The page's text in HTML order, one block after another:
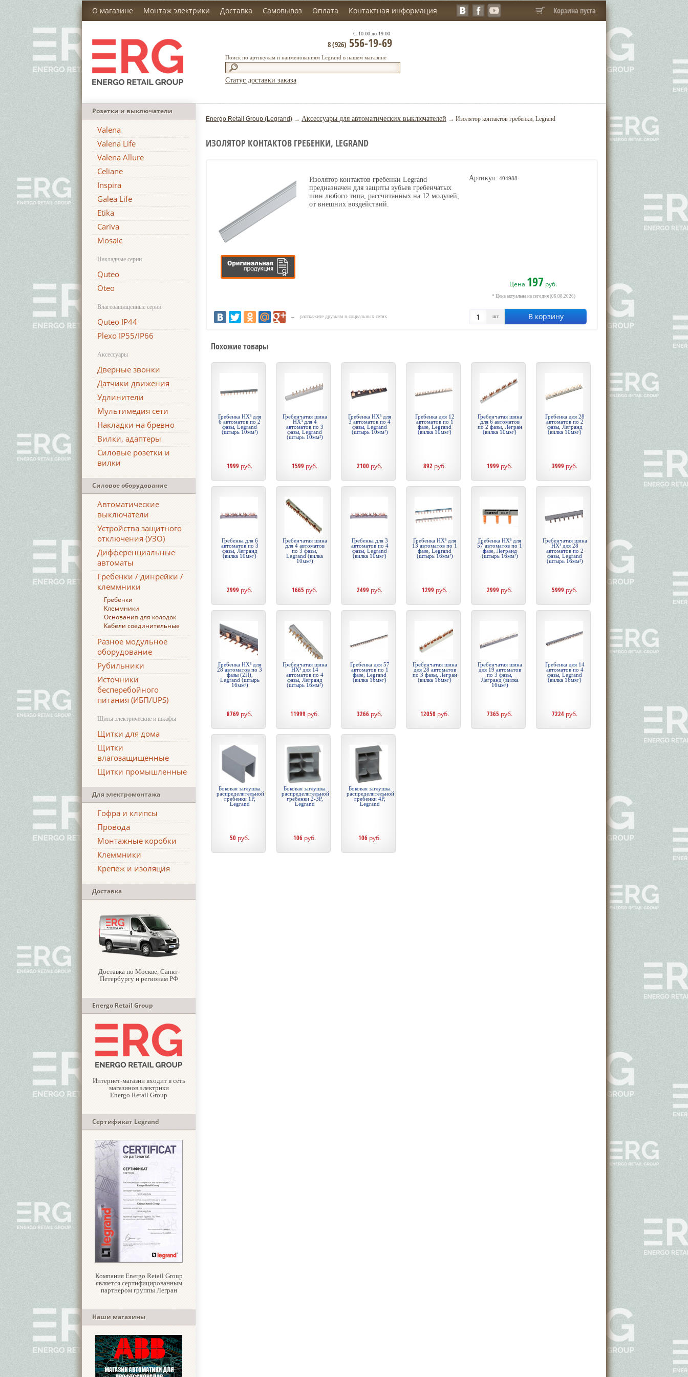
О магазине Монтаж электрики Доставка Самовывоз Оплата Контактная информация Корзина пуста
Поиск по артикулам и наименованиям Legrand в нашем магазине
С 10.00 до 19.00
8 (926) 556-19-69
Статус доставки заказа
Розетки и выключатели
Valena
Valena Life
Valena Allure
Celiane
Inspira
Galea Life
Etika
Cariva
Mosaic
Накладные серии
Quteo
Oteo
Влагозащищенные серии
Quteo IP44
Plexo IP55/IP66
Аксессуары
Дверные звонки
Датчики движения
Удлинители
Мультимедия сети
Накладки на бревно
Вилки, адаптеры
Силовые розетки и
вилки
Силовое оборудование
Автоматические
выключатели
Устройства защитного
отключения (УЗО)
Дифференциальные
автоматы
Гребенки / динрейки /
клеммники
Гребенки
Клеммники
Основания для колодок
Кабели соединительные
Разное модульное
оборудование
Рубильники
Источники
бесперебойного
питания (ИБП/UPS)
Щиты электрические и шкафы
Щитки для дома
Щитки
влагозащищенные
Щитки промышленные
Для электромонтажа
Гофра и клипсы
Провода
Монтажные коробки
Клеммники
Крепеж и изоляция
Доставка
Доставка по Москве, Санкт-
Петербургу и регионам РФ
Energo Retail Group
Интернет-магазин входит в сеть
магазинов электрики
Energo Retail Group
Сертификат Legrand
Компания Energo Retail Group
является сертифицированным
партнером группы Легран
Наши магазины
Energo Retail Group (Legrand) → Аксессуары для автоматических выключателей → Изолятор контактов гребенки, Legrand
ИЗОЛЯТОР КОНТАКТОВ ГРЕБЕНКИ, LEGRAND
Артикул: 404988
Цена 197 руб.
* Цена актуальна на сегодня (06.08.2026)
шт. В корзину
Изолятор контактов гребенки Legrand
предназначен для защиты зубьев гребенчатых
шин любого типа, рассчитанных на 12 модулей,
от внешних воздействий.
← расскажите друзьям в социальных сетях
Похожие товары
Гребенка HX³ для
6 автоматов по 2
фазы, Legrand
(штырь 10мм²)
1999 руб.
Гребенчатая шина
HX³ для 4
автоматов по 3
фазы, Legrand
(штырь 10мм²)
1599 руб.
Гребенка HX³ для
3 автоматов по 4
фазы, Legrand
(штырь 10мм²)
2100 руб.
Гребенка для 12
автоматов по 1
фазе, Legrand
(вилка 10мм²)
892 руб.
Гребенчатая шина
для 6 автоматов
по 2 фазы, Легран
(вилка 10мм²)
1999 руб.
Гребенка для 28
автоматов по 2
фазы, Легранд
(вилка 10мм²)
3999 руб.
Гребенка для 6
автоматов по 3
фазы, Легранд
(вилка 10мм²)
2999 руб.
Гребенчатая шина
для 4 автоматов
по 3 фазы,
Legrand (вилка
10мм²)
1665 руб.
Гребенка для 3
автоматов по 4
фазы, Legrand
(вилка 10мм²)
2499 руб.
Гребенка HX³ для
13 автоматов по 1
фазе, Legrand
(штырь 16мм²)
1299 руб.
Гребенка HX³ для
57 автоматов по 1
фазе, Легранд
(штырь 16мм²)
2999 руб.
Гребенчатая шина
HX³ для 28
автоматов по 2
фазы, Legrand
(штырь 16мм²)
5999 руб.
Гребенка HX³ для
28 автоматов по 3
фазы (2П),
Legrand (штырь
16мм²)
8769 руб.
Гребенчатая шина
HX³ для 14
автоматов по 4
фазы, Легранд
(штырь 16мм²)
11999 руб.
Гребенка для 57
автоматов по 1
фазе, Legrand
(вилка 16мм²)
3266 руб.
Гребенчатая шина
для 28 автоматов
по 3 фазы, Легран
(вилка 16мм²)
12050 руб.
Гребенчатая шина
для 19 автоматов
по 3 фазы,
Легранд (вилка
16мм²)
7365 руб.
Гребенка для 14
автоматов по 4
фазы, Legrand
(вилка 16мм²)
7224 руб.
Боковая заглушка
распределительной
гребенки 1P,
Legrand
50 руб.
Боковая заглушка
распределительной
гребенки 2-3P,
Legrand
106 руб.
Боковая заглушка
распределительной
гребенки 4P,
Legrand
106 руб.